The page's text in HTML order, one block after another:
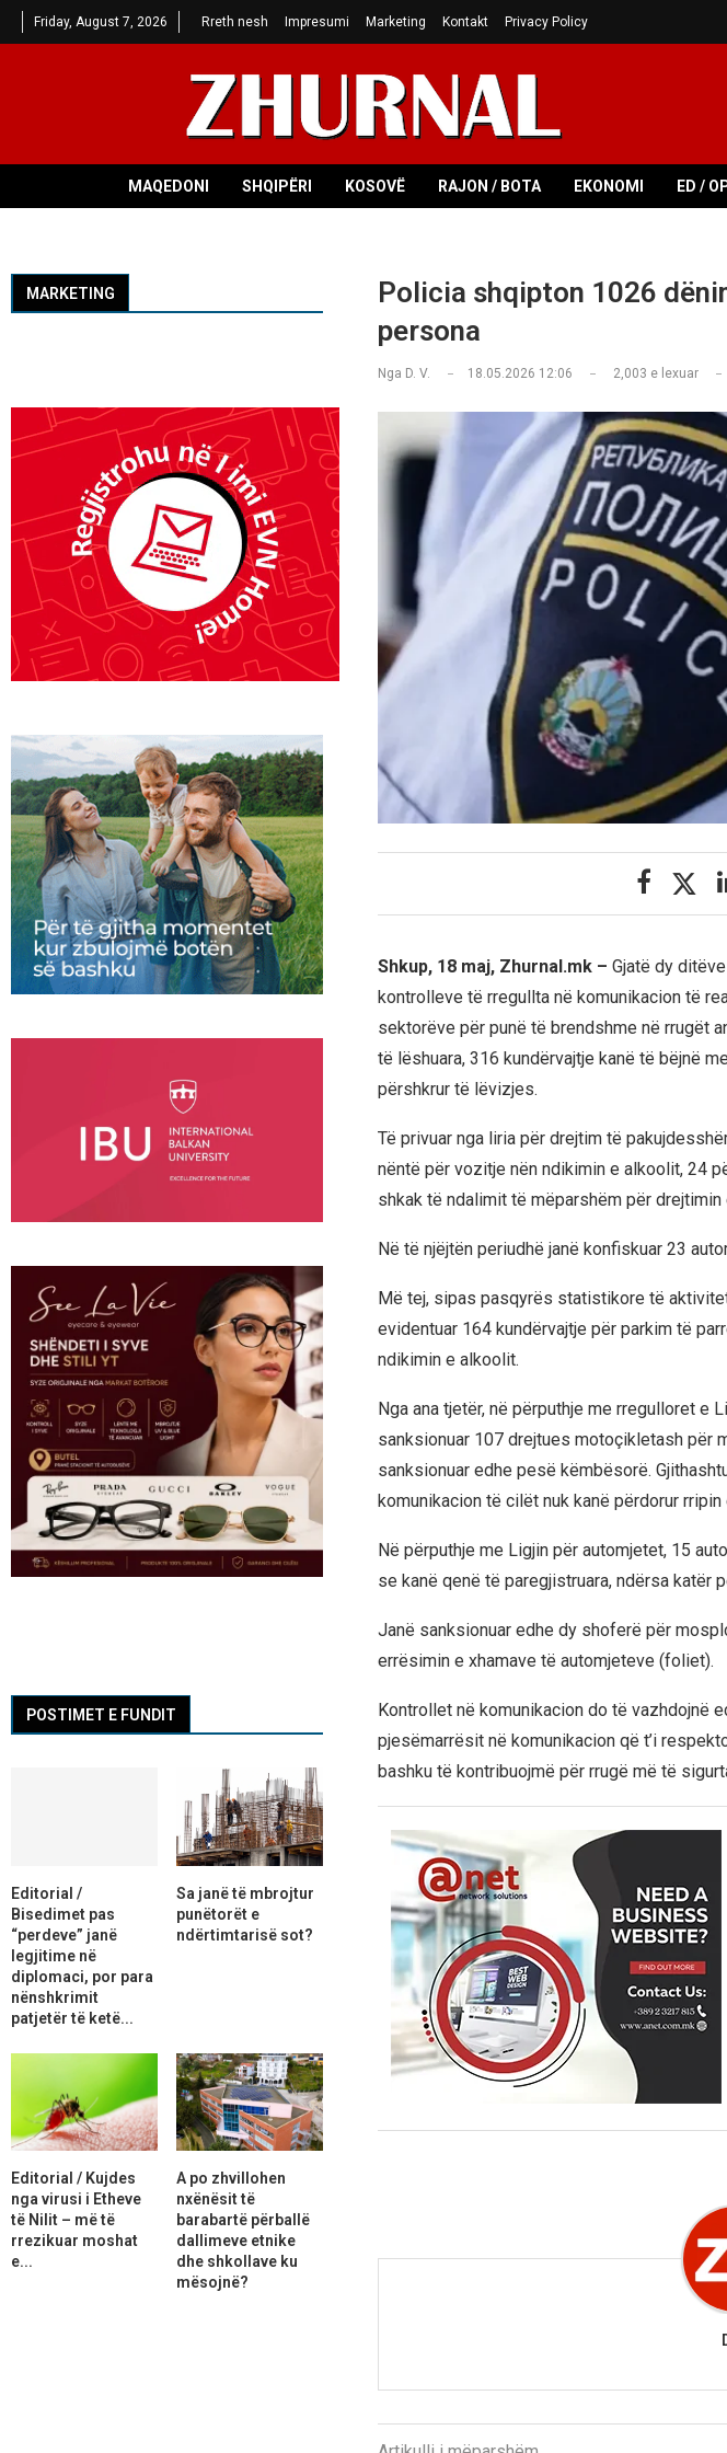
Friday, August 7, 2026 Rreth nesh Impresumi Marketing Kontakt Privacy Policy
MAQEDONI SHQIPËRI KOSOVË RAJON / BOTA EKONOMI ED /
Policia shqipton 1026
persona
Nga D. V. 18.05.2026 12:06 2,003 e lexuar
Shkup, 18 maj, Zhurnal.mk – Gjatë dy
kontrolleve të rregullta në komunikacion të
sektorëve për punë të brendshme në rrugët
të lëshuara, 316 kundërvajtje kanë të bëjnë
përshkrur të lëvizjes.
Të privuar nga liria për drejtim të
nëntë për vozitje nën ndikimin e alkoolit, 24
shkak të ndalimit të mëparshëm për drejtimin
Në të njëjtën periudhë janë konfiskuar 23
Më tej, sipas pasqyrës statistikore të
evidentuar 164 kundërvajtje për parkim të
ndikimin e alkoolit.
Nga ana tjetër, në përputhje me rregulloret e
sanksionuar 107 drejtues motoçikletash për
sanksionuar edhe pesë këmbësorë.
komunikacion të cilët nuk kanë përdorur
Në përputhje me Ligjin për automjetet, 15
se kanë qenë të paregjistruara, ndërsa katër
Janë sanksionuar edhe dy shoferë për
errësimin e xhamave të automjeteve (foliet).
Kontrollet në komunikacion do të vazhdojnë
pjesëmarrësit në komunikacion që t’i
bashku të kontribuojmë për rrugë më të
MARKETING
POSTIMET E FUNDIT
Editorial /
Bisedimet pas
“perdeve” janë
legjitime në
diplomaci, por para
nënshkrimit
patjetër të ketë...
Sa janë të mbrojtur
punëtorët e
ndërtimtarisë sot?
Editorial / Kujdes
nga virusi i Etheve
të Nilit – më të
rrezikuar moshat
e...
A po zhvillohen
nxënësit të
barabartë përballë
dallimeve etnike
dhe shkollave ku
mësojnë?